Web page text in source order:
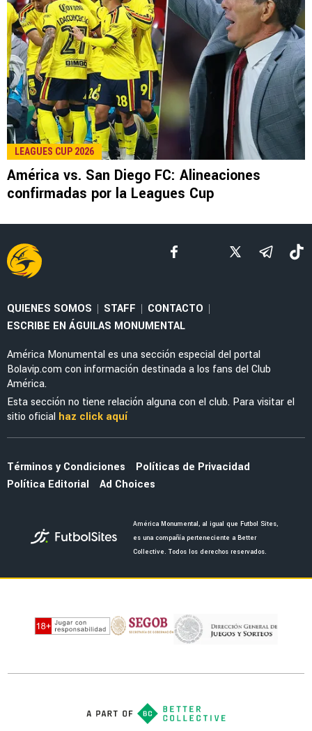
LEE TAMBIÉN
LEAGUES CUP 2026
Óscar Perea y Edwin Cerillo, fuera del debut
de América en Leagues Cup
Vasco de Gama manda oferta irrechazable al